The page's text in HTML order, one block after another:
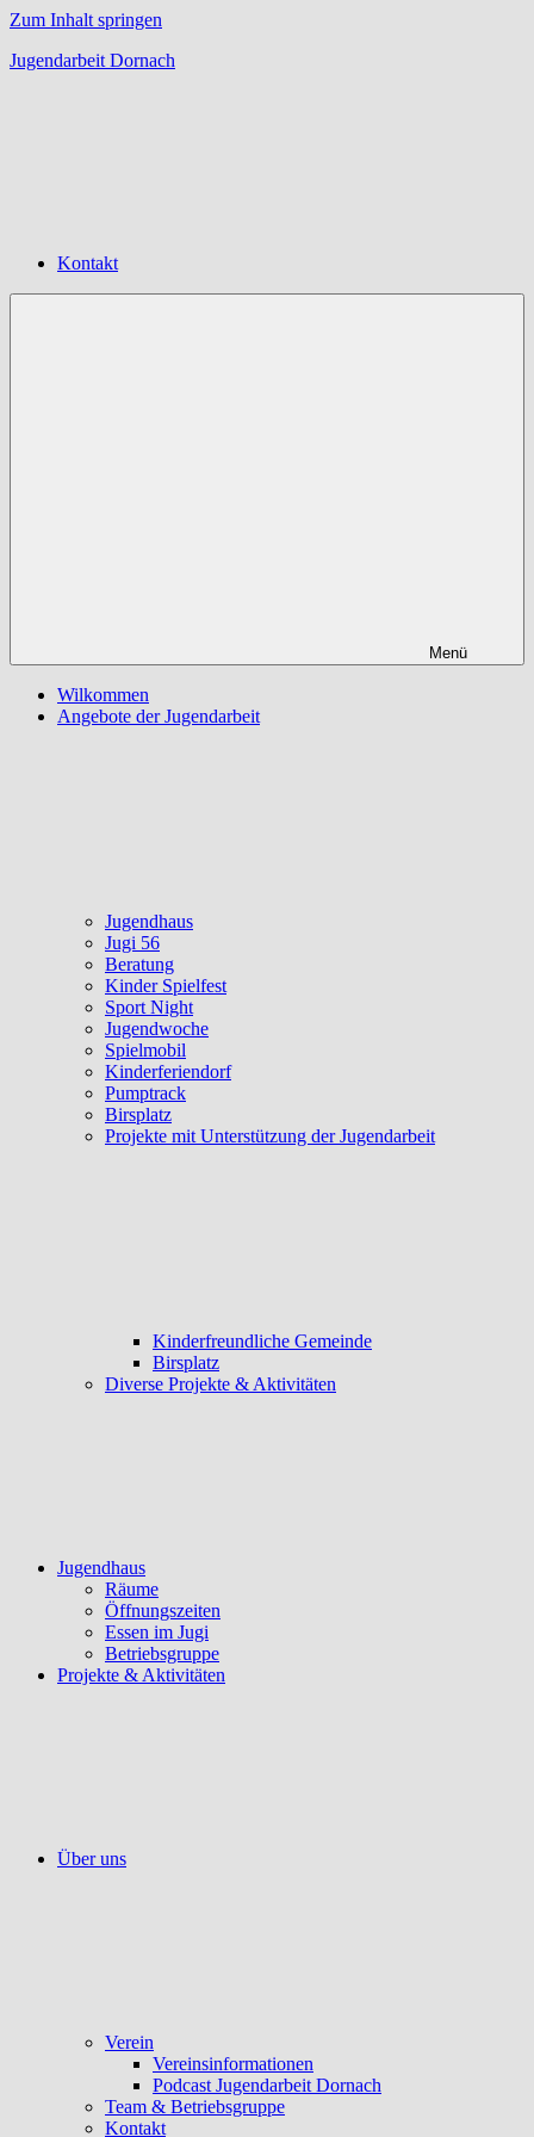
Zum Inhalt springen
Jugendarbeit Dornach
Kontakt
Menü
Wilkommen
Angebote der Jugendarbeit
Jugendhaus
Jugi 56
Beratung
Kinder Spielfest
Sport Night
Jugendwoche
Spielmobil
Kinderferiendorf
Pumptrack
Birsplatz
Projekte mit Unterstützung der Jugendarbeit
Kinderfreundliche Gemeinde
Birsplatz
Diverse Projekte & Aktivitäten
Jugendhaus
Räume
Öffnungszeiten
Essen im Jugi
Betriebsgruppe
Projekte & Aktivitäten
Über uns
Verein
Vereinsinformationen
Podcast Jugendarbeit Dornach
Team & Betriebsgruppe
Kontakt